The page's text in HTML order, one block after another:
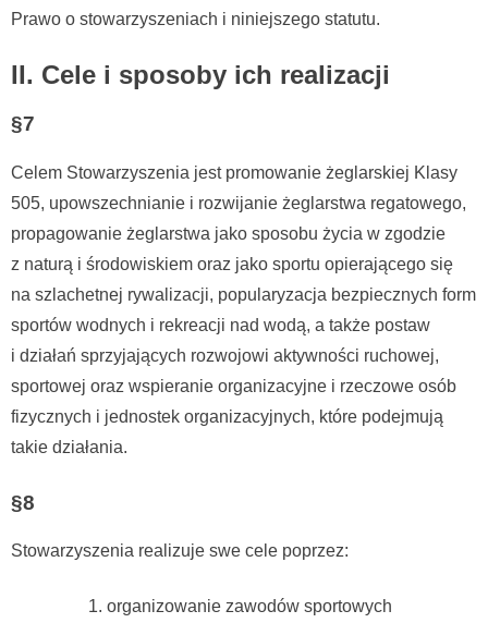
Prawo o stowarzyszeniach i niniejszego statutu.
II. Cele i sposoby ich realizacji
§7
Celem Stowarzyszenia jest promowanie żeglarskiej Klasy
505, upowszechnianie i rozwijanie żeglarstwa regatowego,
propagowanie żeglarstwa jako sposobu życia w zgodzie
z naturą i środowiskiem oraz jako sportu opierającego się
na szlachetnej rywalizacji, popularyzacja bezpiecznych form
sportów wodnych i rekreacji nad wodą, a także postaw
i działań sprzyjających rozwojowi aktywności ruchowej,
sportowej oraz wspieranie organizacyjne i rzeczowe osób
fizycznych i jednostek organizacyjnych, które podejmują
takie działania.
§8
Stowarzyszenia realizuje swe cele poprzez:
organizowanie zawodów sportowych